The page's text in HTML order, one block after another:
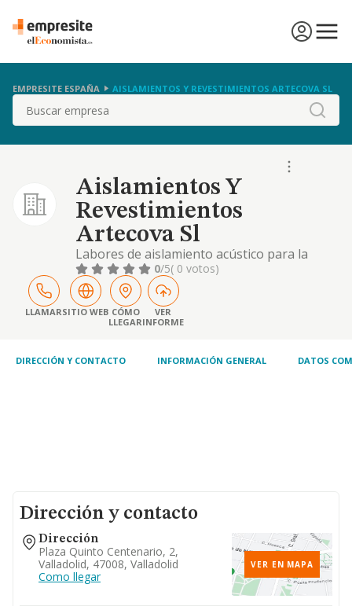
EMPRESITE ESPAÑA AISLAMIENTOS Y REVESTIMIENTOS ARTECOVA SL
Buscar
Aislamientos Y
Revestimientos
Artecova Sl
Labores de aislamiento acústico para la
construcción. 0/5( 0 votos)
LLAMARSITIO WEB CÓMO
LLEGAR
VER
INFORME
DIRECCIÓN Y CONTACTO INFORMACIÓN GENERAL DATOS
Dirección y contacto
Dirección
Plaza Quinto Centenario, 2,
Valladolid, 47008, Valladolid
Como llegar
VER EN MAPA